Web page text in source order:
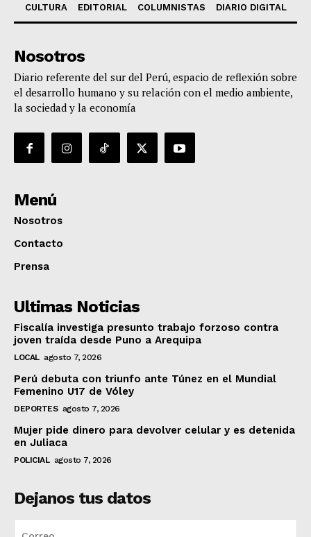
CULTURA
EDITORIAL COLUMNISTAS DIARIO DIGITAL
Nosotros
Diario referente del sur del Perú, espacio de reflexión sobre
el desarrollo humano y su relación con el medio ambiente,
la sociedad y la economía
Menú
Nosotros
Contacto
Prensa
Ultimas Noticias
Fiscalía investiga presunto trabajo forzoso contra
joven traída desde Puno a Arequipa
LOCAL agosto 7, 2026
Perú debuta con triunfo ante Túnez en el Mundial
Femenino U17 de Vóley
DEPORTES agosto 7, 2026
Mujer pide dinero para devolver celular y es detenida
en Juliaca
POLICIAL agosto 7, 2026
Dejanos tus datos